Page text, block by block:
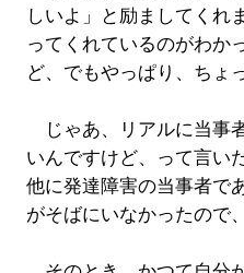
しいよ」と励ましてくれ
ってくれているのがわか
ど、でもやっぱり、ちょ
じゃあ、リアルに当事
いんですけど、って言い
他に発達障害の当事者で
がそばにいなかったので